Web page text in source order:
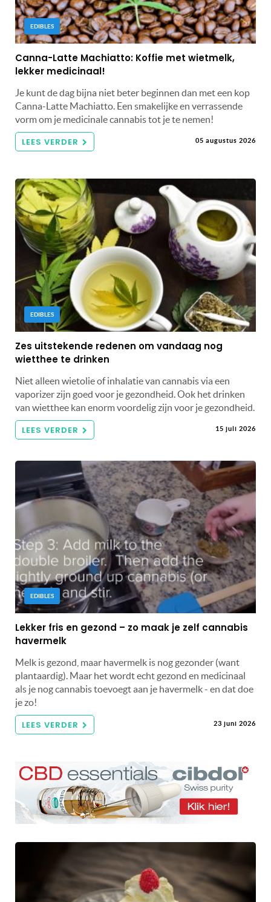
EDIBLES
Canna-Latte Machiatto: Koffie met wietmelk,
lekker medicinaal!
Je kunt de dag bijna niet beter beginnen dan met een kop
Canna-Latte Machiatto. Een smakelijke en verrassende
vorm om je medicinale cannabis tot je te nemen!
LEES VERDER 05 augustus 2026
EDIBLES
Zes uitstekende redenen om vandaag nog
wietthee te drinken
Niet alleen wietolie of inhalatie van cannabis via een
vaporizer zijn goed voor je gezondheid. Ook het drinken
van wietthee kan enorm voordelig zijn voor je gezondheid.
LEES VERDER 15 juli 2026
EDIBLES
Lekker fris en gezond – zo maak je zelf cannabis
havermelk
Melk is gezond, maar havermelk is nog gezonder (want
plantaardig). Maar het wordt echt gezond en medicinaal
als je nog cannabis toevoegt aan je havermelk - en dat doe
je zo!
LEES VERDER 23 juni 2026